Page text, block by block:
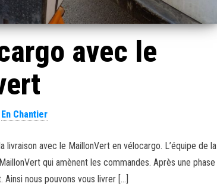
avec le
En Chantier
livraison avec le MaillonVert en vélocargo. L’équipe de la
qui amènent les commandes. Après une phase
nous pouvons vous livrer […]